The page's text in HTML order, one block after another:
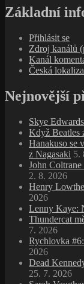
Základní
Přihlásit se
Zdroj kanálů
Kanál
Česká
Nejnovější
Skye
Když Beatles
Hanakuso se
z Nagasaki 5.
John
2. 8. 2026
Henry
2026
Lenny Kaye:
Thundercat
7. 2026
Rychlovka
2026
Dead
25. 7. 2026